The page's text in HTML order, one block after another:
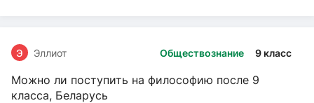
Обществознание 9 класс
Э Эллиот
Можно ли поступить на философию после 9
класса, Беларусь